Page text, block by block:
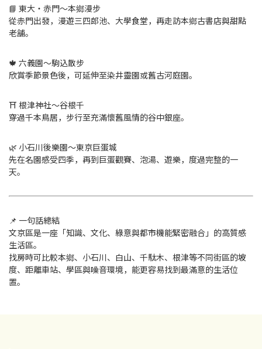
📘 東大・赤門〜本鄉漫步
從赤門出發，漫遊三四郎池、大學食堂，再走訪本鄉古書店與甜點
老舖。
🍁 六義園〜駒込散步
欣賞季節景色後，可延伸至染井靈園或舊古河庭園。
⛩ 根津神社〜谷根千
穿過千本鳥居，步行至充滿懷舊風情的谷中銀座。
🌿 小石川後樂園〜東京巨蛋城
先在名園感受四季，再到巨蛋觀賽、泡湯、遊樂，度過完整的一
天。
📌 一句話總結
文京區是一座「知識、文化、綠意與都市機能緊密融合」的高質感
生活區。
找房時可比較本鄉、小石川、白山、千駄木、根津等不同街區的坡
度、距離車站、學區與噪音環境，能更容易找到最滿意的生活位
置。